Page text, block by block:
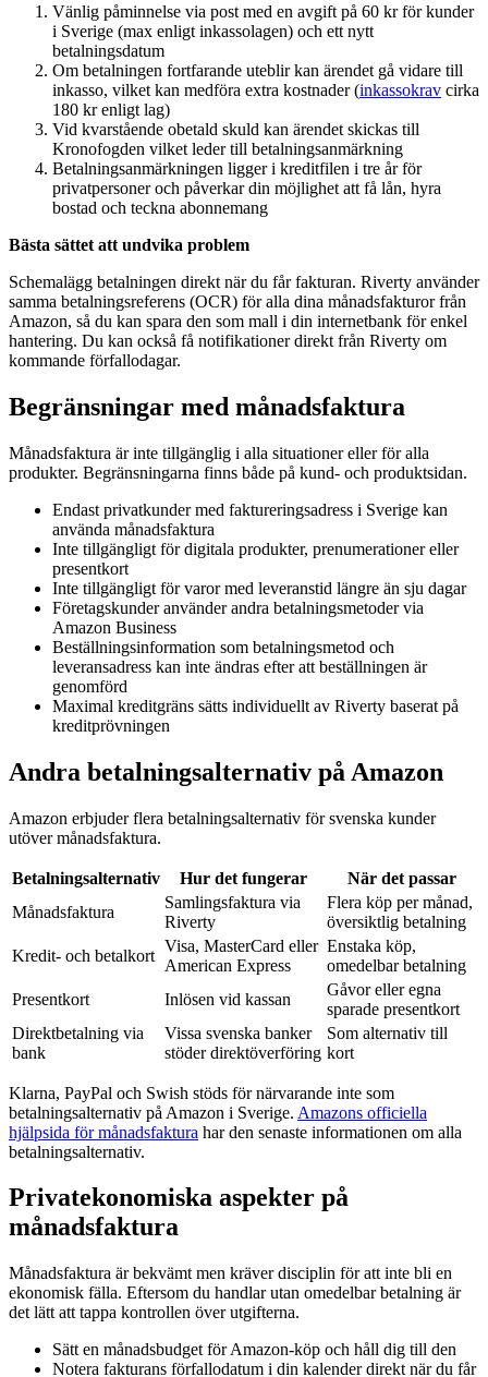
Vänlig påminnelse via post med en avgift på 60 kr för kunder
i Sverige (max enligt inkassolagen) och ett nytt
betalningsdatum
Om betalningen fortfarande uteblir kan ärendet gå vidare till
inkasso, vilket kan medföra extra kostnader (inkassokrav cirka
180 kr enligt lag)
Vid kvarstående obetald skuld kan ärendet skickas till
Kronofogden vilket leder till betalningsanmärkning
Betalningsanmärkningen ligger i kreditfilen i tre år för
privatpersoner och påverkar din möjlighet att få lån, hyra
bostad och teckna abonnemang
Bästa sättet att undvika problem
Schemalägg betalningen direkt när du får fakturan. Riverty använder
samma betalningsreferens (OCR) för alla dina månadsfakturor från
Amazon, så du kan spara den som mall i din internetbank för enkel
hantering. Du kan också få notifikationer direkt från Riverty om
kommande förfallodagar.
Begränsningar med månadsfaktura
Månadsfaktura är inte tillgänglig i alla situationer eller för alla
produkter. Begränsningarna finns både på kund- och produktsidan.
Endast privatkunder med faktureringsadress i Sverige kan
använda månadsfaktura
Inte tillgängligt för digitala produkter, prenumerationer eller
presentkort
Inte tillgängligt för varor med leveranstid längre än sju dagar
Företagskunder använder andra betalningsmetoder via
Amazon Business
Beställningsinformation som betalningsmetod och
leveransadress kan inte ändras efter att beställningen är
genomförd
Maximal kreditgräns sätts individuellt av Riverty baserat på
kreditprövningen
Andra betalningsalternativ på Amazon
Amazon erbjuder flera betalningsalternativ för svenska kunder
utöver månadsfaktura.
Betalningsalternativ Hur det fungerar
När det passar
Månadsfaktura
Samlingsfaktura via
Riverty
Flera köp per månad,
översiktlig betalning
Kredit- och betalkort
Visa, MasterCard eller
American Express
Enstaka köp,
omedelbar betalning
Presentkort
Inlösen vid kassan
Gåvor eller egna
sparade presentkort
Direktbetalning via
bank
Vissa svenska banker
stöder direktöverföring
Som alternativ till
kort
Klarna, PayPal och Swish stöds för närvarande inte som
betalningsalternativ på Amazon i Sverige. Amazons officiella
hjälpsida för månadsfaktura har den senaste informationen om alla
betalningsalternativ.
Privatekonomiska aspekter på
månadsfaktura
Månadsfaktura är bekvämt men kräver disciplin för att inte bli en
ekonomisk fälla. Eftersom du handlar utan omedelbar betalning är
det lätt att tappa kontrollen över utgifterna.
Sätt en månadsbudget för Amazon-köp och håll dig till den
Notera fakturans förfallodatum i din kalender direkt när du får